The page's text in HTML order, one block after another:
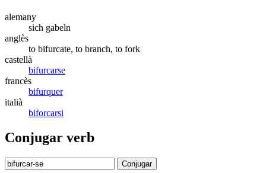
alemany
sich gabeln
anglès
to bifurcate, to branch, to fork
castellà
bifurcarse
francès
bifurquer
italià
biforcarsi
Conjugar verb
Conjugar